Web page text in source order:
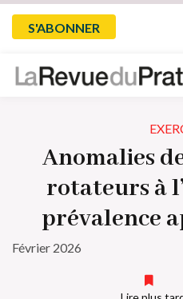
Skip
navigation
Menu
du
l'utilisateur
S'ABONNER
Anomalies
rotateurs à
prévalence
Février 2026